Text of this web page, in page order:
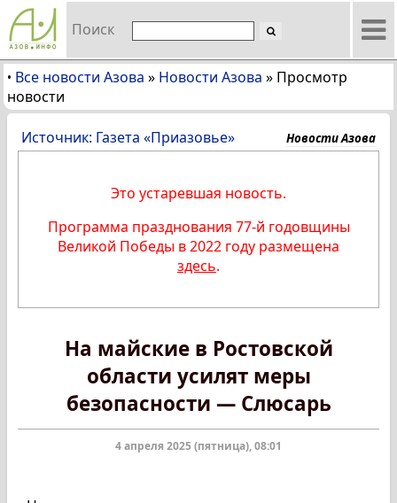
Поиск
• Все новости Азова » Новости Азова » Просмотр
новости
Источник: Газета «Приазовье» Новости Азова
Это устаревшая новость.
Программа празднования 77-й годовщины
Великой Победы в 2022 году размещена
здесь.
На майские в Ростовской
области усилят меры
безопасности — Слюсарь
4 апреля 2025 (пятница), 08:01